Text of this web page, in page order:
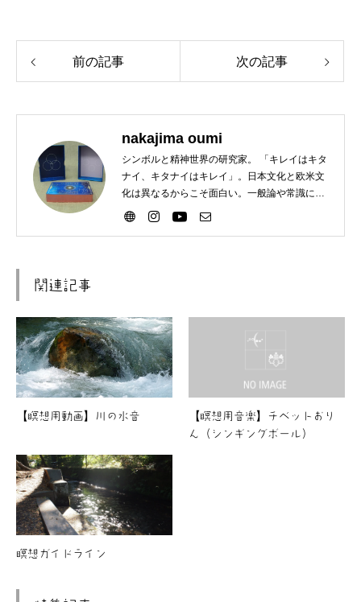
前の記事 次の記事
nakajima oumi
シンボルと精神世界の研究家。 「キレイはキタ
ナイ、キタナイはキレイ」。日本文化と欧米文
化は異なるからこそ面白い。一般論や常識に違
和感がある方歓迎。
関連記事
【瞑想用動画】川の水音
【瞑想用音楽】チベットおり
ん（シンギングボール）
瞑想ガイドライン